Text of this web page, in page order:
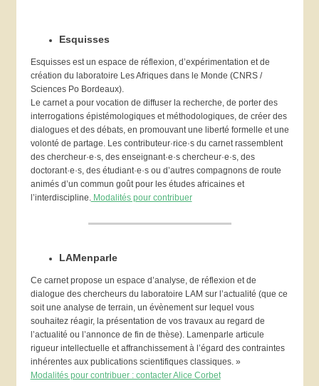
Esquisses
Esquisses est un espace de réflexion, d’expérimentation et de
création du laboratoire Les Afriques dans le Monde (CNRS /
Sciences Po Bordeaux).
Le carnet a pour vocation de diffuser la recherche, de porter des
interrogations épistémologiques et méthodologiques, de créer des
dialogues et des débats, en promouvant une liberté formelle et une
volonté de partage. Les contributeur·rice·s du carnet rassemblent
des chercheur·e·s, des enseignant·e·s chercheur·e·s, des
doctorant·e·s, des étudiant·e·s ou d’autres compagnons de route
animés d’un commun goût pour les études africaines et
l’interdiscipline.Modalités pour contribuer
LAMenparle
Ce carnet propose un espace d’analyse, de réflexion et de
dialogue des chercheurs du laboratoire LAM sur l’actualité (que ce
soit une analyse de terrain, un évènement sur lequel vous
souhaitez réagir, la présentation de vos travaux au regard de
l’actualité ou l’annonce de fin de thèse). Lamenparle articule
rigueur intellectuelle et affranchissement à l’égard des contraintes
inhérentes aux publications scientifiques classiques. »
Modalités pour contribuer : contacter Alice Corbet